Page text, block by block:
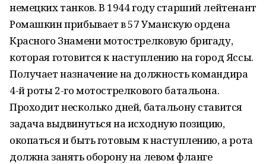
немецких танков. В 1944 году старший лейтенант
Ромашкин прибывает в 57 Уманскую ордена
Красного Знамени мотострелковую бригаду,
которая готовится к наступлению на город Яссы.
Получает назначение на должность командира
4-й роты 2-го мотострелкового батальона.
Проходит несколько дней, батальону ставится
задача выдвинуться на исходную позицию,
окопаться и быть готовым к наступлению, а рота
должна занять оборону на левом фланге